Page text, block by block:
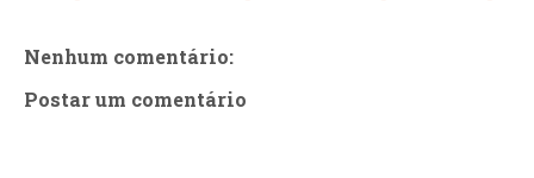
Nenhum comentário:
Postar um comentário